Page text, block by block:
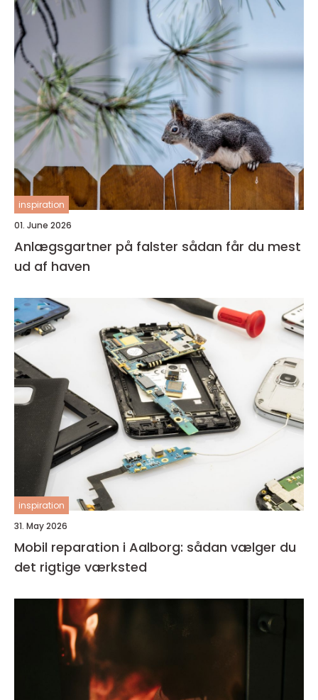
inspiration
01. June 2026
Anlægsgartner på falster sådan får du mest
ud af haven
inspiration
31. May 2026
Mobil reparation i Aalborg: sådan vælger du
det rigtige værksted